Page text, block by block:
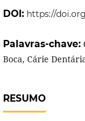
DOI: https://
Palavras-chave:
Boca, Cárie
RESUMO